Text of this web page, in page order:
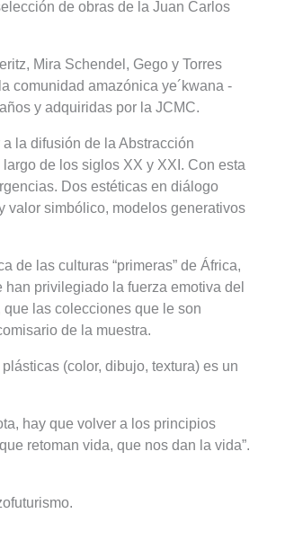
de obras de la Juan Carlos
Mira Schendel, Gego y Torres
comunidad amazónica ye´kwana -
y adquiridas por la JCMC.
la difusión de la Abstracción
de los siglos XX y XXI. Con esta
Dos estéticas en diálogo
valor simbólico, modelos generativos
de las culturas “primeras” de África,
privilegiado la fuerza emotiva del
las colecciones que le son
de la muestra.
(color, dibujo, textura) es un
hay que volver a los principios
retoman vida, que nos dan la vida”.